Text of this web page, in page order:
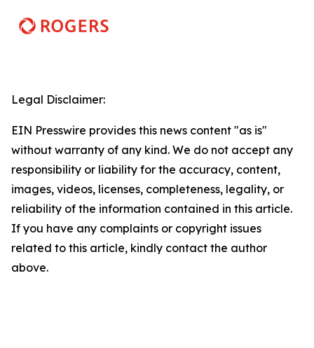
Legal Disclaimer:
EIN Presswire provides this news content "as is"
without warranty of any kind. We do not accept any
responsibility or liability for the accuracy, content,
images, videos, licenses, completeness, legality, or
reliability of the information contained in this article.
If you have any complaints or copyright issues
related to this article, kindly contact the author
above.